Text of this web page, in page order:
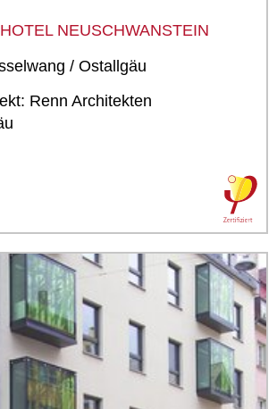
NEUSCHWANSTEIN
/ Ostallgäu
Renn Architekten